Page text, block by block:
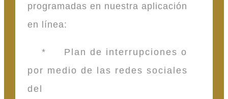
programadas en nuestra aplicación
en línea:
* Plan de interrupciones o
por medio de las redes sociales
del